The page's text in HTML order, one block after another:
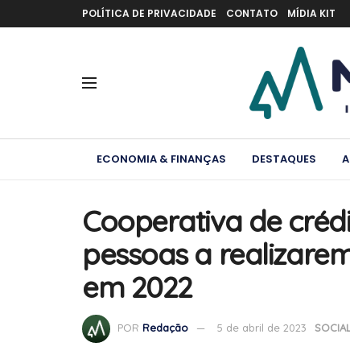
POLÍTICA DE PRIVACIDADE CONTATO MÍDIA KIT
ECONOMIA & FINANÇAS DESTAQUES
Cooperativa de
pessoas a
em 2022
POR Redação 5 de abril de 2023